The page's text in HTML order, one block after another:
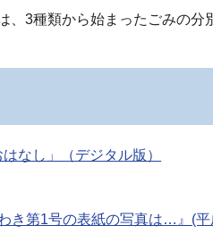
3種類から始まったごみの分
なし」（デジタル版）
き第1号の表紙の写真は…』(平